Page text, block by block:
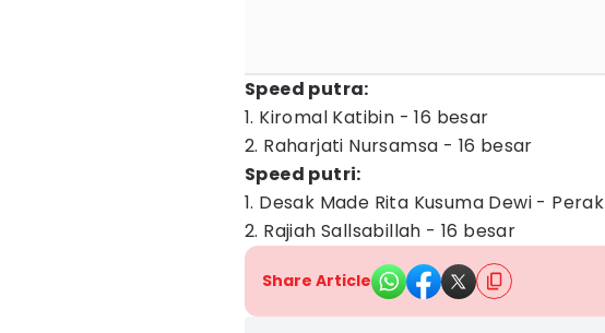
Speed putra:
1. Kiromal Katibin - 16 besar
2. Raharjati Nursamsa - 16 besar
Speed putri:
1. Desak Made Rita Kusuma Dewi - Perak
2. Rajiah Sallsabillah - 16 besar
Share Article